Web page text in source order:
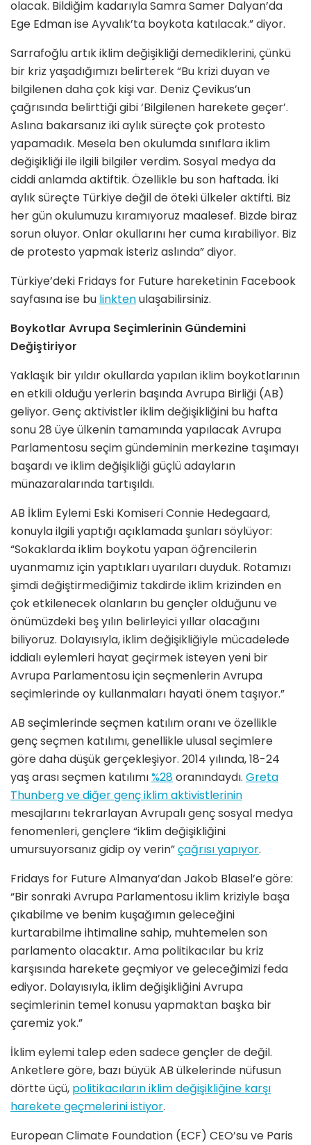
olacak. Bildiğim kadarıyla Samra Samer Dalyan’da
Ege Edman ise Ayvalık’ta boykota katılacak.” diyor.
Sarrafoğlu artık iklim değişikliği demediklerini, çünkü
bir kriz yaşadığımızı belirterek “Bu krizi duyan ve
bilgilenen daha çok kişi var. Deniz Çevikus’un
çağrısında belirttiği gibi ‘Bilgilenen harekete geçer’.
Aslına bakarsanız iki aylık süreçte çok protesto
yapamadık. Mesela ben okulumda sınıflara iklim
değişikliği ile ilgili bilgiler verdim. Sosyal medya da
ciddi anlamda aktiftik. Özellikle bu son haftada. İki
aylık süreçte Türkiye değil de öteki ülkeler aktifti. Biz
her gün okulumuzu kıramıyoruz maalesef. Bizde biraz
sorun oluyor. Onlar okullarını her cuma kırabiliyor. Biz
de protesto yapmak isteriz aslında” diyor.
Türkiye’deki Fridays for Future hareketinin Facebook
sayfasına ise bu linktenulaşabilirsiniz.
Boykotlar Avrupa Seçimlerinin Gündemini
Değiştiriyor
Yaklaşık bir yıldır okullarda yapılan iklim boykotlarının
en etkili olduğu yerlerin başında Avrupa Birliği (AB)
geliyor. Genç aktivistler iklim değişikliğini bu hafta
sonu 28 üye ülkenin tamamında yapılacak Avrupa
Parlamentosu seçim gündeminin merkezine taşımayı
başardı ve iklim değişikliği güçlü adayların
münazaralarında tartışıldı.
AB İklim Eylemi Eski Komiseri Connie Hedegaard,
konuyla ilgili yaptığı açıklamada şunları söylüyor:
“Sokaklarda iklim boykotu yapan öğrencilerin
uyanmamız için yaptıkları uyarıları duyduk. Rotamızı
şimdi değiştirmediğimiz takdirde iklim krizinden en
çok etkilenecek olanların bu gençler olduğunu ve
önümüzdeki beş yılın belirleyici yıllar olacağını
biliyoruz. Dolayısıyla, iklim değişikliğiyle mücadelede
iddialı eylemleri hayat geçirmek isteyen yeni bir
Avrupa Parlamentosu için seçmenlerin Avrupa
seçimlerinde oy kullanmaları hayati önem taşıyor.”
AB seçimlerinde seçmen katılım oranı ve özellikle
genç seçmen katılımı, genellikle ulusal seçimlere
göre daha düşük gerçekleşiyor. 2014 yılında, 18-24
yaş arası seçmen katılımı%28oranındaydı. Greta
Thunberg ve diğer genç iklim aktivistlerinin
mesajlarını tekrarlayan Avrupalı genç sosyal medya
fenomenleri, gençlere “iklim değişikliğini
umursuyorsanız gidip oy verin”çağrısı yapıyor.
Fridays for Future Almanya’dan Jakob Blasel’e göre:
“Bir sonraki Avrupa Parlamentosu iklim kriziyle başa
çıkabilme ve benim kuşağımın geleceğini
kurtarabilme ihtimaline sahip, muhtemelen son
parlamento olacaktır. Ama politikacılar bu kriz
karşısında harekete geçmiyor ve geleceğimizi feda
ediyor. Dolayısıyla, iklim değişikliğini Avrupa
seçimlerinin temel konusu yapmaktan başka bir
çaremiz yok.”
İklim eylemi talep eden sadece gençler de değil.
Anketlere göre, bazı büyük AB ülkelerinde nüfusun
dörtte üçü, politikacıların iklim değişikliğine karşı
harekete geçmelerini istiyor.
European Climate Foundation (ECF) CEO’su ve Paris